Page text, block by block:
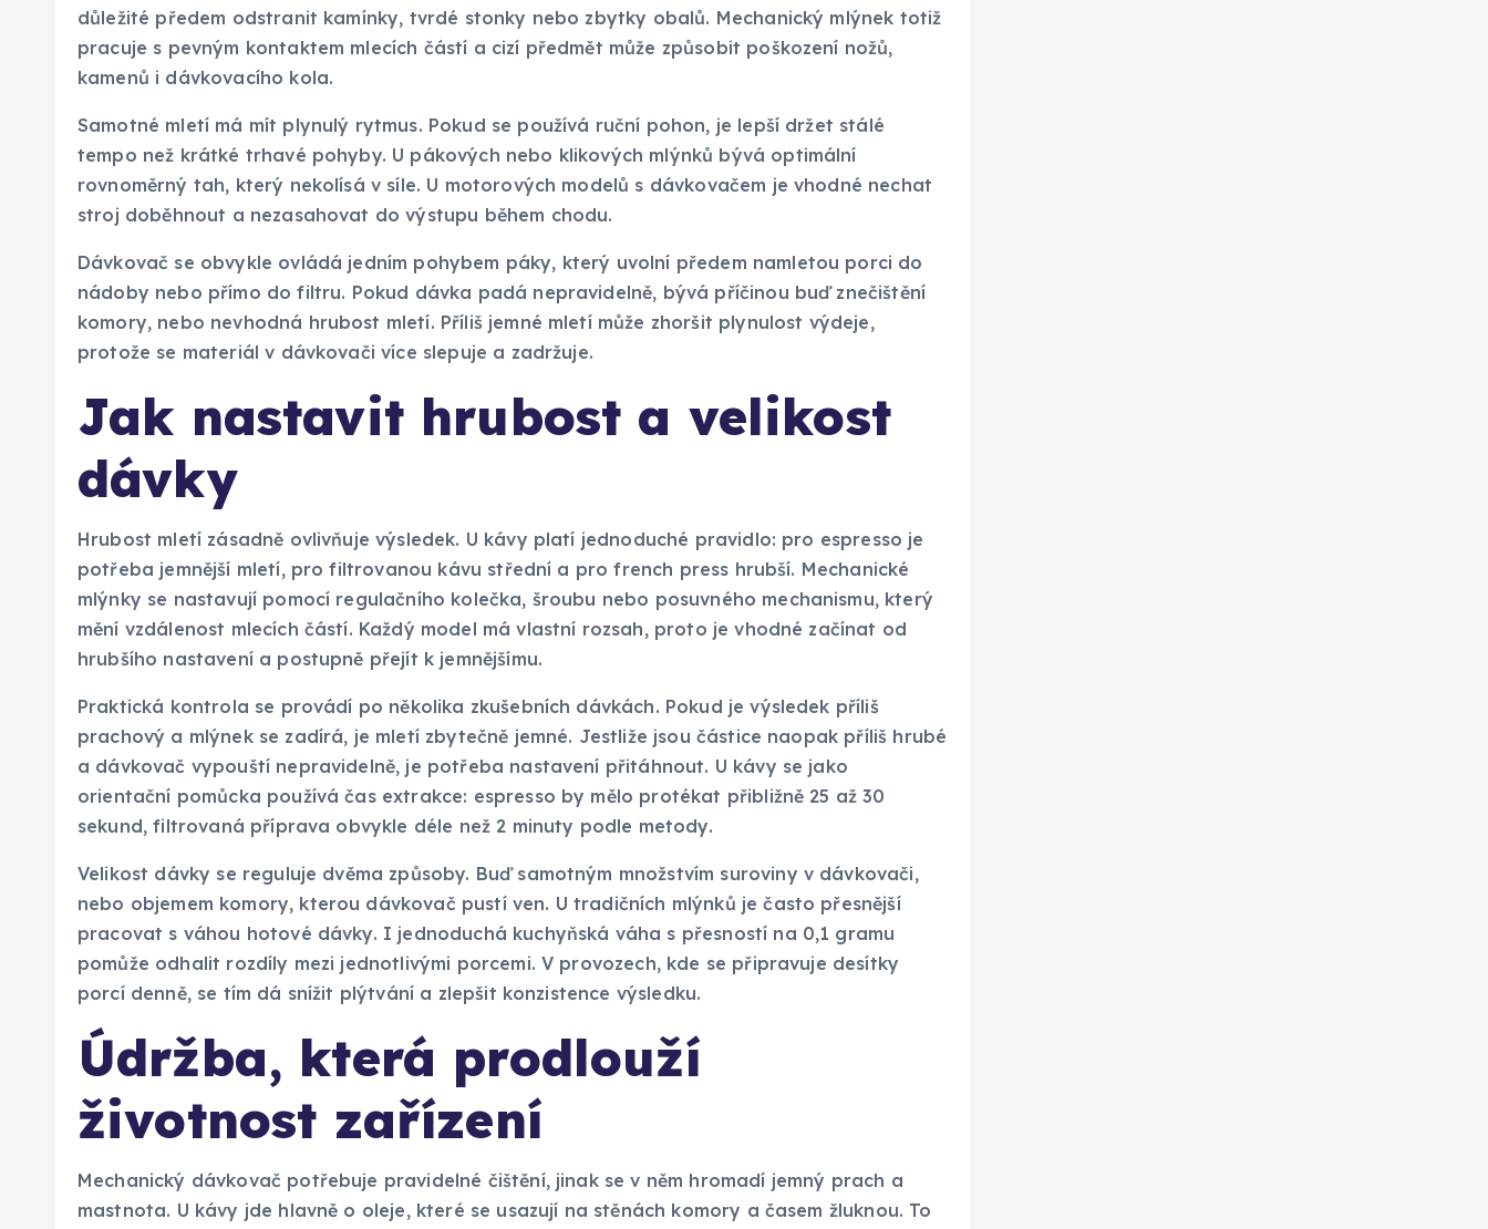
důležité předem odstranit kamínky, tvrdé stonky nebo zbytky obalů. Mechanický mlýnek totiž
pracuje s pevným kontaktem mlecích částí a cizí předmět může způsobit poškození nožů,
kamenů i dávkovacího kola.
Samotné mletí má mít plynulý rytmus. Pokud se používá ruční pohon, je lepší držet stálé
tempo než krátké trhavé pohyby. U pákových nebo klikových mlýnků bývá optimální
rovnoměrný tah, který nekolísá v síle. U motorových modelů s dávkovačem je vhodné nechat
stroj doběhnout a nezasahovat do výstupu během chodu.
Dávkovač se obvykle ovládá jedním pohybem páky, který uvolní předem namletou porci do
nádoby nebo přímo do filtru. Pokud dávka padá nepravidelně, bývá příčinou buď znečištění
komory, nebo nevhodná hrubost mletí. Příliš jemné mletí může zhoršit plynulost výdeje,
protože se materiál v dávkovači více slepuje a zadržuje.
Jak nastavit hrubost a velikost
dávky
Hrubost mletí zásadně ovlivňuje výsledek. U kávy platí jednoduché pravidlo: pro espresso je
potřeba jemnější mletí, pro filtrovanou kávu střední a pro french press hrubší. Mechanické
mlýnky se nastavují pomocí regulačního kolečka, šroubu nebo posuvného mechanismu, který
mění vzdálenost mlecích částí. Každý model má vlastní rozsah, proto je vhodné začínat od
hrubšího nastavení a postupně přejít k jemnějšímu.
Praktická kontrola se provádí po několika zkušebních dávkách. Pokud je výsledek příliš
prachový a mlýnek se zadírá, je mletí zbytečně jemné. Jestliže jsou částice naopak příliš hrubé
a dávkovač vypouští nepravidelně, je potřeba nastavení přitáhnout. U kávy se jako
orientační pomůcka používá čas extrakce: espresso by mělo protékat přibližně 25 až 30
sekund, filtrovaná příprava obvykle déle než 2 minuty podle metody.
Velikost dávky se reguluje dvěma způsoby. Buď samotným množstvím suroviny v dávkovači,
nebo objemem komory, kterou dávkovač pustí ven. U tradičních mlýnků je často přesnější
pracovat s váhou hotové dávky. I jednoduchá kuchyňská váha s přesností na 0,1 gramu
pomůže odhalit rozdíly mezi jednotlivými porcemi. V provozech, kde se připravuje desítky
porcí denně, se tím dá snížit plýtvání a zlepšit konzistence výsledku.
Údržba, která prodlouží
životnost zařízení
Mechanický dávkovač potřebuje pravidelné čištění, jinak se v něm hromadí jemný prach a
mastnota. U kávy jde hlavně o oleje, které se usazují na stěnách komory a časem žluknou. To